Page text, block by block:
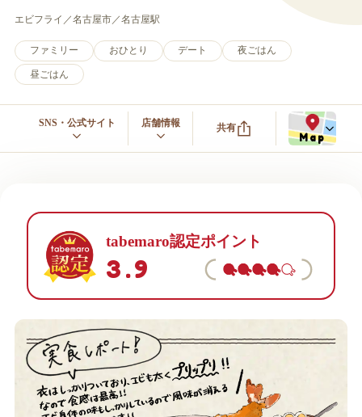
エビフライ 名古屋市 名古屋駅
ファミリー おひとり デート 夜ごはん
昼ごはん
SNS・公式サイト 店舗情報 共有
Map
tabemaro認定ポイント
3.9